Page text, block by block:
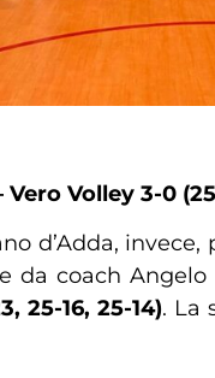
Volley 3-0
d’Adda,
da coach
25-16, 25-14). La